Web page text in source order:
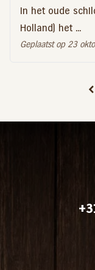
in het oude
Holland) het ...
Geplaatst op 23